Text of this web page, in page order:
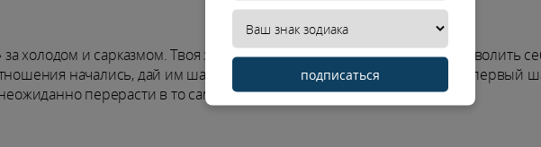
за холодом и сарказмом. Твоя задача не изображать равнодушие, а позволить
начались, дай им шанс: проявляйся, выходи на связь, делай первый
перерасти в то самое знакомство.Карьера / Финансы
подписаться